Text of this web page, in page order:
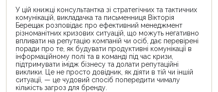
У цій книжці консультантка зі стратегічних та тактичних
комунікацій, викладачка та письменниця Вікторія
Берещак розповідає про ефективний менеджмент
різноманітних кризових ситуацій, що можуть негативно
впливати на репутацію компаній чи осіб, дає перевірені
поради про те, як будувати продуктивні комунікації в
інформаційному полі та в команді під час кризи,
підтримувати імідж бізнесу та долати репутаційні
виклики. Це не просто довідник, як діяти в тій чи іншій
ситуації, — це чудовий спосіб попередити чималу
кількість загроз для бренду.